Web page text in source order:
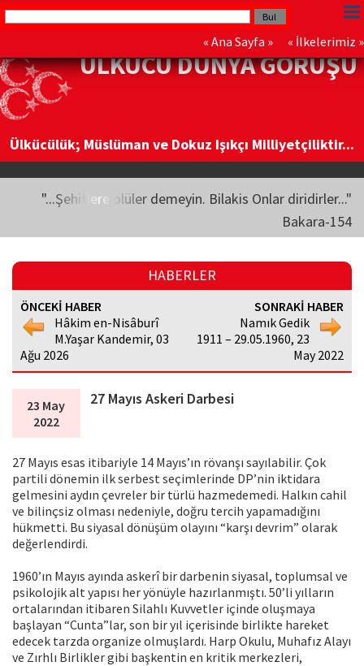
« Ana Sayfa » « İlkelerimiz »
ÜLKÜCÜ DÜNYA GÖRÜŞÜ
Ülkücülük; Müslüman ve Dokuz Işıkçı Milliyetçiliktir...
"...Şehitlere ölüler demeyin. Bilakis Onlar diridirler..."
Bakara-154
HABERLER
ÖNCEKİ HABER
Hâkim en-Nisâburî
M.Yaşar Kandemir, 03
Ağu 2026
SONRAKİ HABER
Namık Gedik
1911 – 29.05.1960, 23
May 2022
23 May
2022
27 Mayıs Askeri Darbesi
27 Mayıs esas itibariyle 14 Mayıs’ın rövanşı sayılabilir. Çok
partili dönemin ilk serbest seçimlerinde DP’nin iktidara
gelmesini aydın çevreler bir türlü hazmedemedi. Halkın cahil
ve bilinçsiz olması nedeniyle, doğru tercih yapamadığını
hükmetti. Bu siyasal dönüşüm olayını “karşı devrim” olarak
değerlendirdi.
1960’ın Mayıs ayında askerî bir darbenin siyasal, toplumsal ve
psikolojik alt yapısı her yönüyle hazırlanmıştı. 50’li yılların
ortalarından itibaren Silahlı Kuvvetler içinde oluşmaya
başlayan “Cunta”lar, son bir yıl içerisinde birlikte hareket
edecek tarzda organize olmuşlardı. Harp Okulu, Muhafız Alayı
ve Zırhlı Birlikler gibi başkentin en kritik merkezleri,